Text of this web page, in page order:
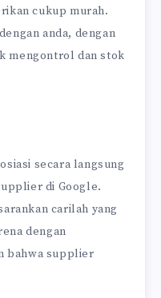
cukup murah.
anda, dengan
mengontrol dan stok
secara langsung
di Google.
carilah yang
dengan
bahwa supplier